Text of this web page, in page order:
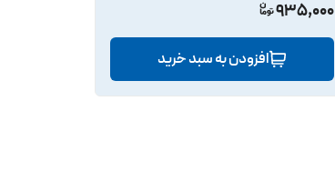
935,000
افزودن به سبد خرید